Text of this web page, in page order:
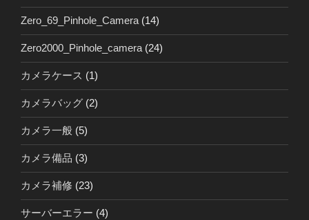
Zero_69_Pinhole_Camera(14)
Zero2000_Pinhole_camera(24)
カメラケース (1)
カメラバッグ (2)
カメラ一般 (5)
カメラ備品 (3)
カメラ補修 (23)
サーバーエラー (4)